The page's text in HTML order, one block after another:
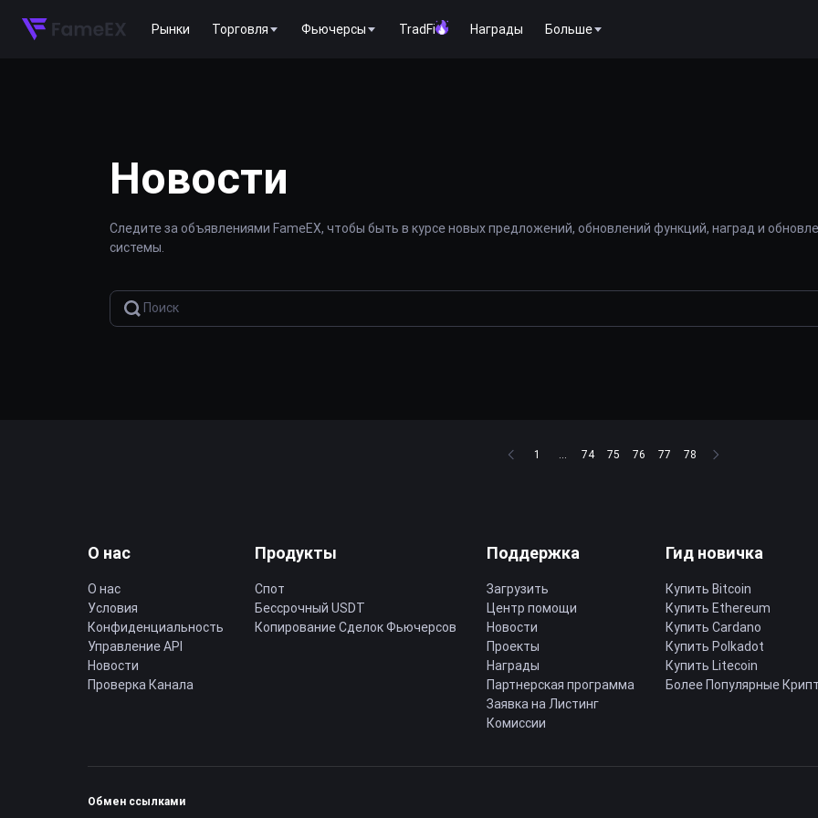
Рынки Торговля Фьючерсы TradFi Награды Больше
Новости
Следите за объявлениями FameEX, чтобы быть в курсе новых предложений, обновлений функций, наград и
системы.
1 ... 74 75 76 77 78
О нас
О нас
Условия
Конфиденциальность
Управление API
Новости
Проверка Канала
Продукты
Спот
Бессрочный USDT
Копирование Cделок Фьючерсов
Поддержка
Загрузить
Центр помощи
Новости
Проекты
Награды
Партнерская программа
Заявка на Листинг
Комиссии
Гид новичка
Купить Bitcoin
Купить Ethereum
Купить Cardano
Купить Polkadot
Купить Litecoin
Более Популярные
Обмен ссылками